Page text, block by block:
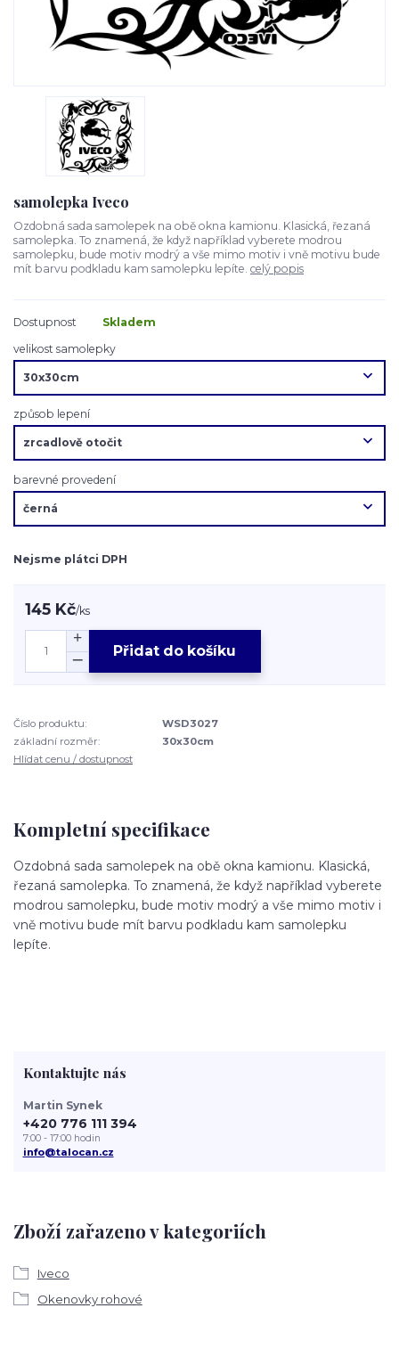
samolepka Iveco
Ozdobná sada samolepek na obě okna kamionu. Klasická, řezaná
samolepka. To znamená, že když například vyberete modrou
samolepku, bude motiv modrý a vše mimo motiv i vně motivu bude
mít barvu podkladu kam samolepku lepíte. celý popis
Dostupnost
Skladem
velikost samolepky
způsob lepení
barevné provedení
Nejsme plátci DPH
145 Kč/ks
Přidat do košíku
Číslo produktu:
WSD3027
základní rozměr:
30x30cm
Hlídat cenu / dostupnost
Kompletní specifikace
Ozdobná sada samolepek na obě okna kamionu. Klasická,
řezaná samolepka. To znamená, že když například vyberete
modrou samolepku, bude motiv modrý a vše mimo motiv i
vně motivu bude mít barvu podkladu kam samolepku
lepíte.
Zboží zařazeno v kategoriích
Iveco
Okenovky rohové
Kontaktujte nás
Martin Synek
+420 776 111 394
7:00 - 17:00 hodin
info@talocan.cz